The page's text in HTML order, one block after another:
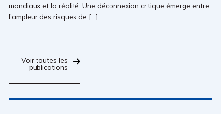
mondiaux et la réalité. Une déconnexion critique émerge entre
l’ampleur des risques de […]
Voir toutes les
publications